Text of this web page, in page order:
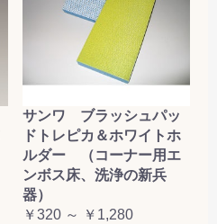
サンワ ブラッシュパッ
ドトレピカ＆ホワイトホ
ルダー （コーナー用エ
ンボス床、洗浄の新兵
器）
￥320 ～ ￥1,280